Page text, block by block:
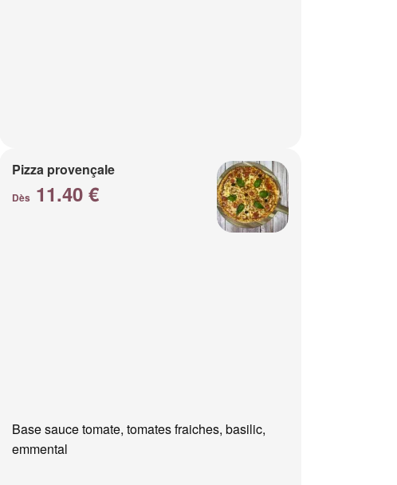
Pizza provençale
Dès 11.40 €
Base sauce tomate, tomates fraiches, basilic,
emmental